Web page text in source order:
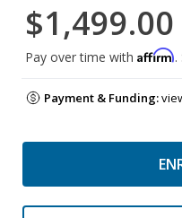
$1,499.00
Pay over time with Affirm.
Payment & Funding: